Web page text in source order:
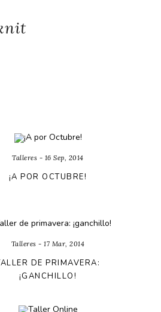
Talleres - 16 Sep, 2014
¡A POR OCTUBRE!
Talleres - 17 Mar, 2014
DE PRIMAVERA:
¡GANCHILLO!